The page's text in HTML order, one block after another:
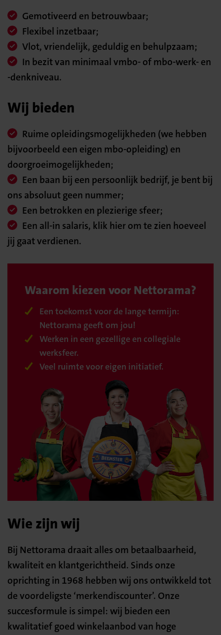
Gemotiveerd en betrouwbaar;
Flexibel inzetbaar;
Vlot, vriendelijk, geduldig en behulpzaam;
In bezit van minimaal vmbo- of mbo-werk- en
-denkniveau.
Wij bieden
Ruime opleidingsmogelijkheden (we hebben
bijvoorbeeld een eigen mbo-opleiding) en
doorgroeimogelijkheden;
Een baan bij een persoonlijk bedrijf, je bent bij
ons absoluut geen nummer;
Een betrokken en plezierige sfeer;
Een all-in salaris, klik hier om te zien hoeveel
jij gaat verdienen.
Waarom kiezen voor Nettorama?
Een toekomst voor de lange termijn:
Nettorama geeft om jou!
Werken in een gezellige en collegiale
werksfeer.
Veel ruimte voor eigen initiatief.
Wie zijn wij
Bij Nettorama draait alles om betaalbaarheid,
kwaliteit en klantgerichtheid. Sinds onze
oprichting in 1968 hebben wij ons ontwikkeld tot
de voordeligste ‘merkendiscounter’. Onze
succesformule is simpel: wij bieden een
kwalitatief goed winkelaanbod van hoge